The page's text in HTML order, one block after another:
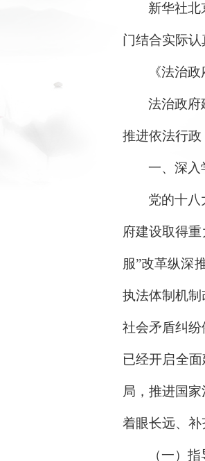
新华社北
门结合实际认
《法治
法治政府
推进依法行
一、深入
党的十
府建设取得
服”改革纵深
执法体制机
社会矛盾纠
已经开启全
局，推进国
着眼长远、
（一）